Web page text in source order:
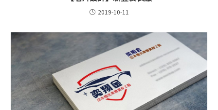
2019-10-11